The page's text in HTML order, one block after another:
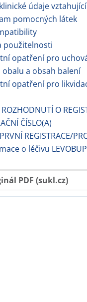
údaje
pomocných látek
použitelnosti
opatření pro
obalu a obsah balení
opatření pro
O
ČÍSLO(A)
REGISTRACE/
o léčivu
PDF (sukl.cz)